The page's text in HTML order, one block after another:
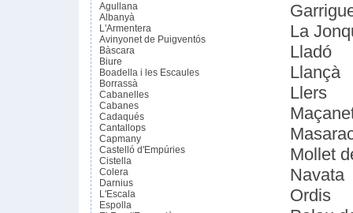
Agullana
Albanyà
L'Armentera
Avinyonet de Puigventós
Bàscara
Biure
Boadella i les Escaules
Borrassà
Cabanelles
Cabanes
Cadaqués
Cantallops
Capmany
Castelló d'Empúries
Cistella
Colera
Darnius
L'Escala
Espolla
La
Lladó
Llançà
Llers
Mollet
Navata
Ordis